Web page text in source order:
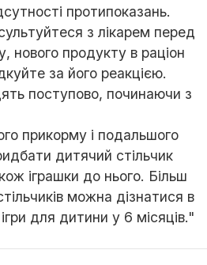
протипоказань.
з лікарем перед
нового продукту в раціон
за його реакцією.
поступово, починаючи з
прикорму і подальшого
дитячий стільчик
іграшки до нього. Більш
можна дізнатися в
для дитини у 6 місяців."